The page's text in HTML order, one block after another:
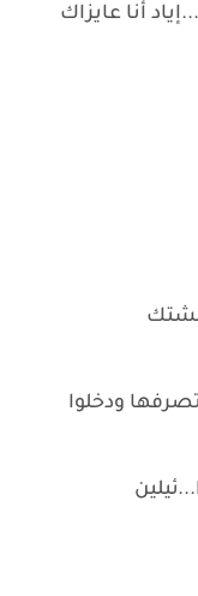
أنا عايزاك
ودخلوا